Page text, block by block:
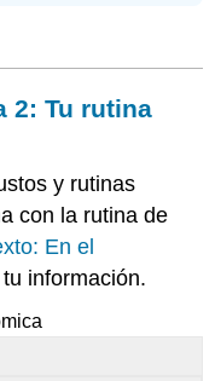
2:Tu rutina
y rutinas
con la rutina de
En el
información.